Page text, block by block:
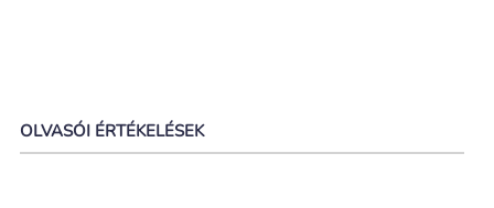
OLVASÓI ÉRTÉKELÉSEK